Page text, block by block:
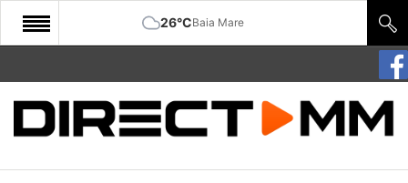
26°CBaia Mare
START
COMUNITATE